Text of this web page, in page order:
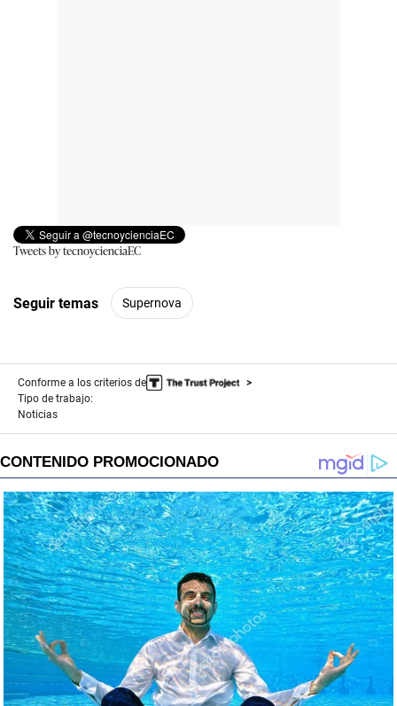
Tweets by tecnoycienciaEC
Seguir temas Supernova
Conforme a los criterios de
Tipo de trabajo:
Noticias